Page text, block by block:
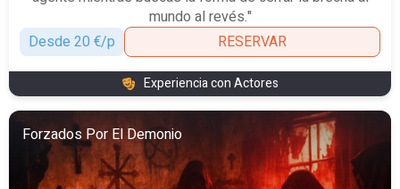
mundo al revés."
Desde 20 €/p
RESERVAR
Experiencia con Actores
Forzados Por El Demonio